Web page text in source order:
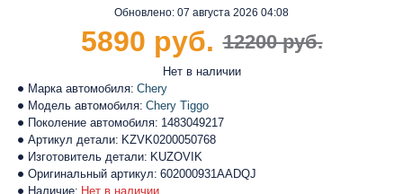
Наличие: Нет в наличии
Марка автомобиля: Chery
Модель автомобиля: Chery Tiggo
Поколение автомобиля: 1483049217
Артикул детали: KZVK0200050768
Изготовитель детали: KUZOVIK
Оригинальный артикул: 602000931AADQJ
Обновлено: 07 августа 2026 04:08
Нет в наличии
12200 руб.
5890 руб.